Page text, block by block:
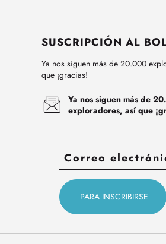
SUSCRIPCIÓN AL
Ya nos siguen más de 20.000
que ¡gracias!
Ya nos siguen más de
exploradores, así que